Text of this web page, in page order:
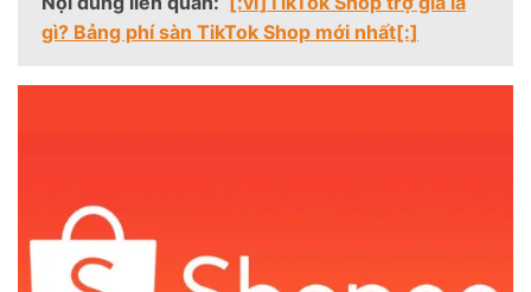
gì? Bảng phí sàn TikTok Shop mới nhất[:]